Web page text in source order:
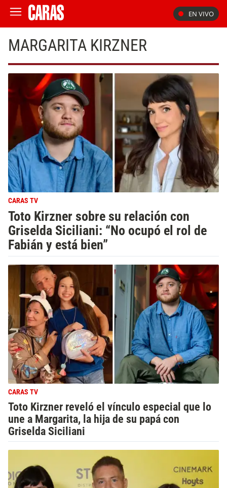
EN VIVO
MARGARITA KIRZNER
CARAS TV
Toto Kirzner sobre su relación con
Griselda Siciliani: “No ocupó el rol de
Fabián y está bien”
CARAS TV
Toto Kirzner reveló el vínculo especial que lo
une a Margarita, la hija de su papá con
Griselda Siciliani